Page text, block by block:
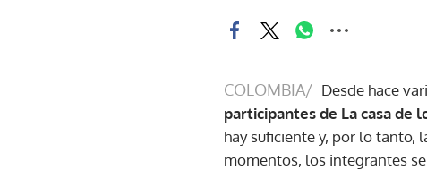
COLOMBIA/ Desde hace
participantes de La casa de
hay suficiente y, por lo tanto,
momentos, los integrantes